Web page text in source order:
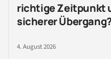
richtige Zeitpunkt
sicherer
4. August 2026